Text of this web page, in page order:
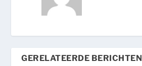
GERELATEERDE BERICHTEN